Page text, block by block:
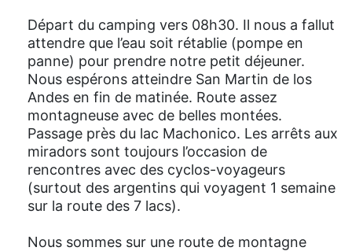
Départ du camping vers 08h30. Il nous a fallut
attendre que l’eau soit rétablie (pompe en
panne) pour prendre notre petit déjeuner.
Nous espérons atteindre San Martin de los
Andes en fin de matinée. Route assez
montagneuse avec de belles montées.
Passage près du lac Machonico. Les arrêts aux
miradors sont toujours l’occasion de
rencontres avec des cyclos-voyageurs
(surtout des argentins qui voyagent 1 semaine
sur la route des 7 lacs).
Nous sommes sur une route de montagne